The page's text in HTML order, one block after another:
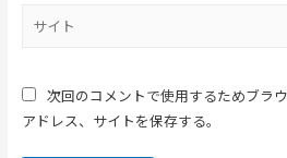
次回のコメントで使用するためブラ
アドレス、サイトを保存する。